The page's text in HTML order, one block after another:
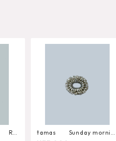
Rib
tamas Sunday mornin